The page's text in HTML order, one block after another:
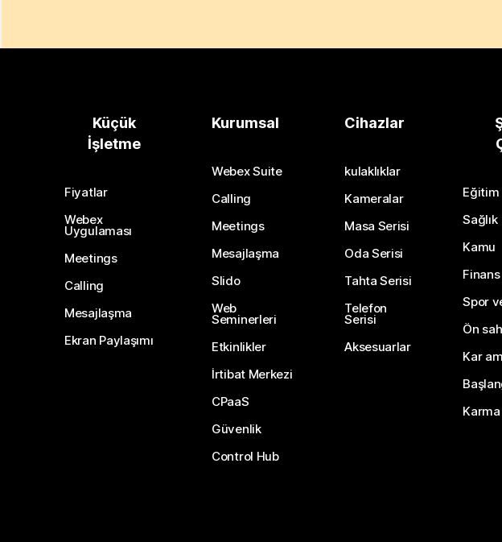
Küçük
İşletme
Fiyatlar
Webex
Uygulaması
Meetings
Calling
Mesajlaşma
Ekran Paylaşımı
Kurumsal
Webex Suite
Calling
Meetings
Mesajlaşma
Slido
Web
Seminerleri
Etkinlikler
İrtibat Merkezi
CPaaS
Güvenlik
Control Hub
Cihazlar
kulaklıklar
Kameralar
Masa Serisi
Oda Serisi
Tahta Serisi
Telefon
Serisi
Aksesuarlar
Eğitim
Sağlık
Kamu
Finans
Spor
Ön
Kar
Karma